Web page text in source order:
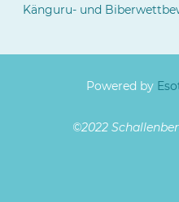
Känguru- und
Powered by
©2022